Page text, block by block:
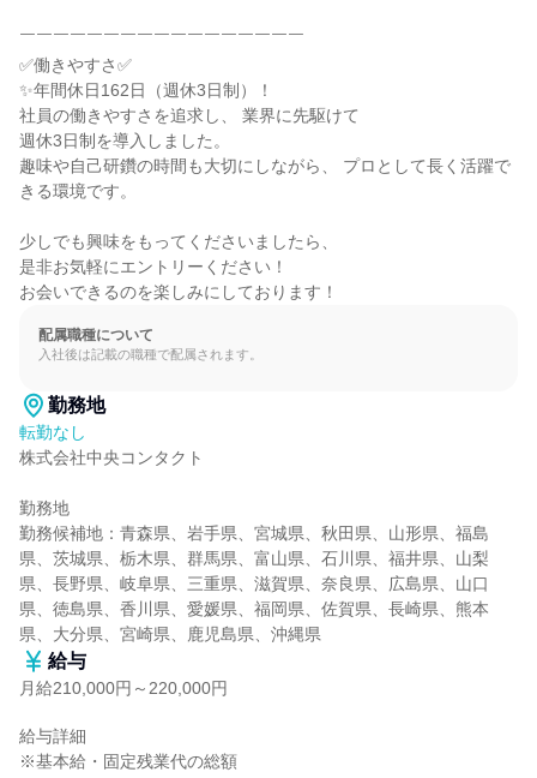
￣￣￣￣￣￣￣￣￣￣￣￣￣￣￣￣￣
✅働きやすさ✅
✨年間休日162日（週休3日制）！
社員の働きやすさを追求し、 業界に先駆けて
週休3日制を導入しました。
趣味や自己研鑽の時間も大切にしながら、 プロとして長く活躍で
きる環境です。
少しでも興味をもってくださいましたら、
是非お気軽にエントリーください！
お会いできるのを楽しみにしております！
配属職種について
入社後は記載の職種で配属されます。
勤務地
転勤なし
株式会社中央コンタクト
勤務地
勤務候補地：青森県、岩手県、宮城県、秋田県、山形県、福島
県、茨城県、栃木県、群馬県、富山県、石川県、福井県、山梨
県、長野県、岐阜県、三重県、滋賀県、奈良県、広島県、山口
県、徳島県、香川県、愛媛県、福岡県、佐賀県、長崎県、熊本
県、大分県、宮崎県、鹿児島県、沖縄県
給与
月給210,000円～220,000円
給与詳細
※基本給・固定残業代の総額